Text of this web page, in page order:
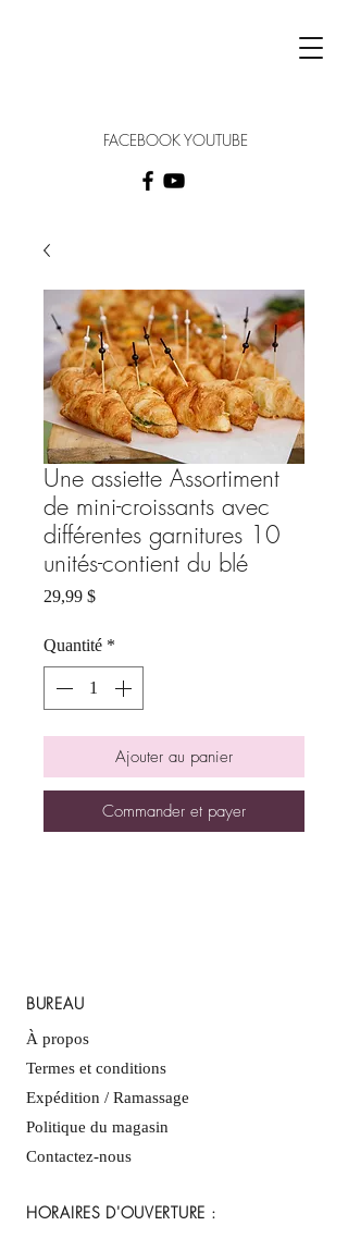
FACEBOOK YOUTUBE
Une assiette Assortiment
de mini-croissants avec
différentes garnitures 10
unités-contient du blé
29,99 $Prix
Quantité *
Ajouter au panier
Commander et payer
BUREAU
À propos
Termes et conditions
Expédition / Ramassage
Politique du magasin
Contactez-nous
HORAIRES D'OUVERTURE :